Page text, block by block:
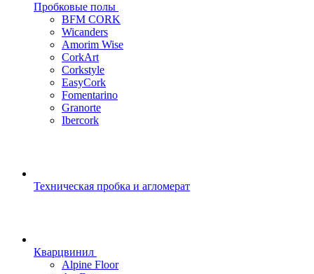
Пробковые полы
BFM CORK
Wicanders
Amorim Wise
CorkArt
Corkstyle
EasyCork
Fomentarino
Granorte
Ibercork
Техническая пробка и агломерат
Кварцвинил
Alpine Floor